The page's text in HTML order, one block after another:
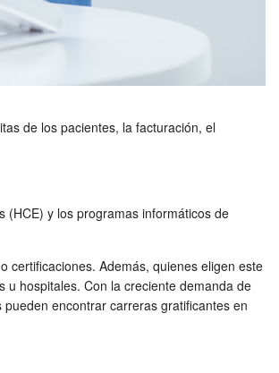
de los pacientes, la facturación, el
(HCE) y los programas informáticos de
certificaciones. Además, quienes eligen este
u hospitales. Con la creciente demanda de
encontrar carreras gratificantes en